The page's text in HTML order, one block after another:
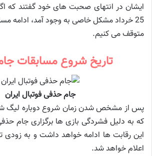
25 خرداد مشکل خاصی به وجود آمد، ادامه
متوقف می کنیم.
تاریخ شروع مسابقات
جام حذفی فوتبال ایران
پس از مشخص شدن زمان شروع دوباره لیگ
که به دلیل فشردگی بازی ها برگزاری جام
این رقابت ها ادامه خواهد داشت و به زودی
اعلام خواهد شد.